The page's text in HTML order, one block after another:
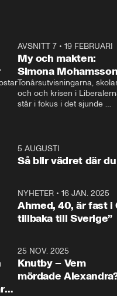
AVSNITT 7• 19 FEBRUARI
My och makten:
Simona Mohamsson
Tonårsutvisningarna,
och och krisen i
står i fokus i det sjunde
kommentator My
Rohwedder ställer
utbildnings- och
Mohamsson till svars.
5 AUGUSTI
Så blir vädret där
NYHETER• 16 JAN. 2025
Ahmed, 40, är fast i
tillbaka till Sverige”
25 NOV. 2025
Knutby – Vem
mördade